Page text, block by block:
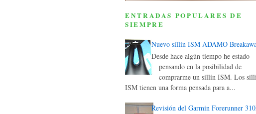
ENTRADAS POPULARES DE
SIEMPRE
Nuevo sillín ISM ADAMO
Desde hace algún tiempo he estado
pensando en la posibilidad de
comprarme un sillín ISM. Los
ISM tienen una forma pensada para a...
Revisión del Garmin Forerunner